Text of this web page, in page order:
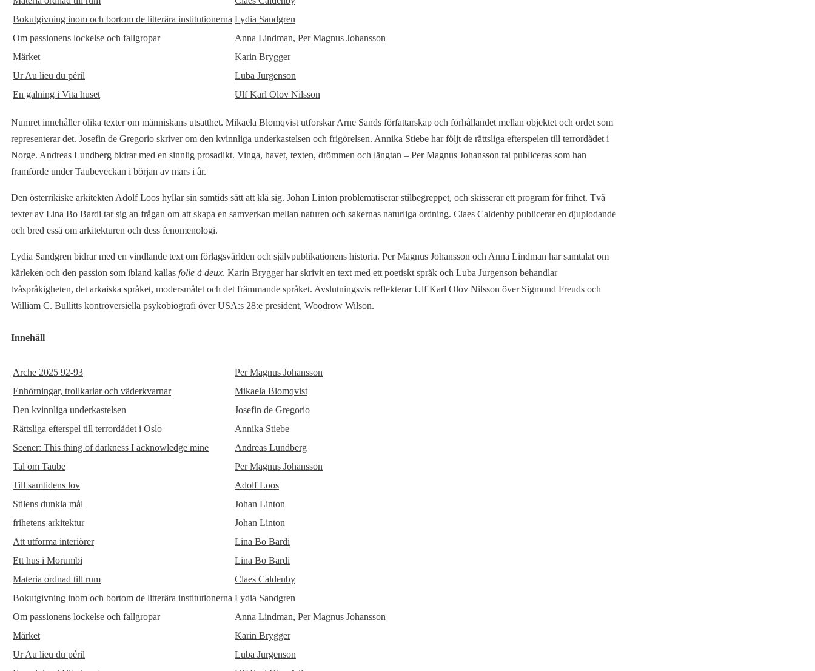
Bokutgivning inom och bortom de litterära institutionerna Lydia Sandgren
Om passionens lockelse och fallgropar
Anna Lindman, Per Magnus Johansson
Märket
Karin Brygger
Ur Au lieu du péril
Luba Jurgenson
En galning i Vita huset
Ulf Karl Olov Nilsson
Numret innehåller olika texter om människans utsatthet. Mikaela Blomqvist utforskar Arne Sands författarskap och förhållandet mellan objektet och ordet som
representerar det. Josefin de Gregorio skriver om den kvinnliga underkastelsen och frigörelsen. Annika Stiebe har följt de rättsliga efterspelen till terrordådet i
Norge. Andreas Lundberg bidrar med en sinnlig prosadikt. Vinga, havet, texten, drömmen och längtan – Per Magnus Johansson tal publiceras som han
framförde under Taubeveckan i början av mars i år.
Den österrikiske arkitekten Adolf Loos hyllar sin samtids sätt att klä sig. Johan Linton problematiserar stilbegreppet, och skisserar ett program för frihet. Två
texter av Lina Bo Bardi tar sig an frågan om att skapa en samverkan mellan naturen och sakernas naturliga ordning. Claes Caldenby publicerar en djuplodande
och bred essä om arkitekturen och dess fenomenologi.
Lydia Sandgren bidrar med en vindlande text om förlagsvärlden och självpublikationens historia. Per Magnus Johansson och Anna Lindman har samtalat om
kärleken och den passion som ibland kallas folie à deux. Karin Brygger har skrivit en text med ett poetiskt språk och Luba Jurgenson behandlar
tvåspråkigheten, det arkaiska språket, modersmålet och det främmande språket. Avslutningsvis reflekterar Ulf Karl Olov Nilsson över Sigmund Freuds och
William C. Bullitts kontroversiella psykobiografi över USA:s 28:e president, Woodrow Wilson.
Innehåll
Arche 2025 92-93
Per Magnus Johansson
Enhörningar, trollkarlar och väderkvarnar
Mikaela Blomqvist
Den kvinnliga underkastelsen
Josefin de Gregorio
Rättsliga efterspel till terrordådet i Oslo
Annika Stiebe
Scener: This thing of darkness I acknowledge mine
Andreas Lundberg
Tal om Taube
Per Magnus Johansson
Till samtidens lov
Adolf Loos
Stilens dunkla mål
Johan Linton
frihetens arkitektur
Johan Linton
Att utforma interiörer
Lina Bo Bardi
Ett hus i Morumbi
Lina Bo Bardi
Materia ordnad till rum
Claes Caldenby
Bokutgivning inom och bortom de litterära institutionerna Lydia Sandgren
Om passionens lockelse och fallgropar
Anna Lindman, Per Magnus Johansson
Märket
Karin Brygger
Ur Au lieu du péril
Luba Jurgenson